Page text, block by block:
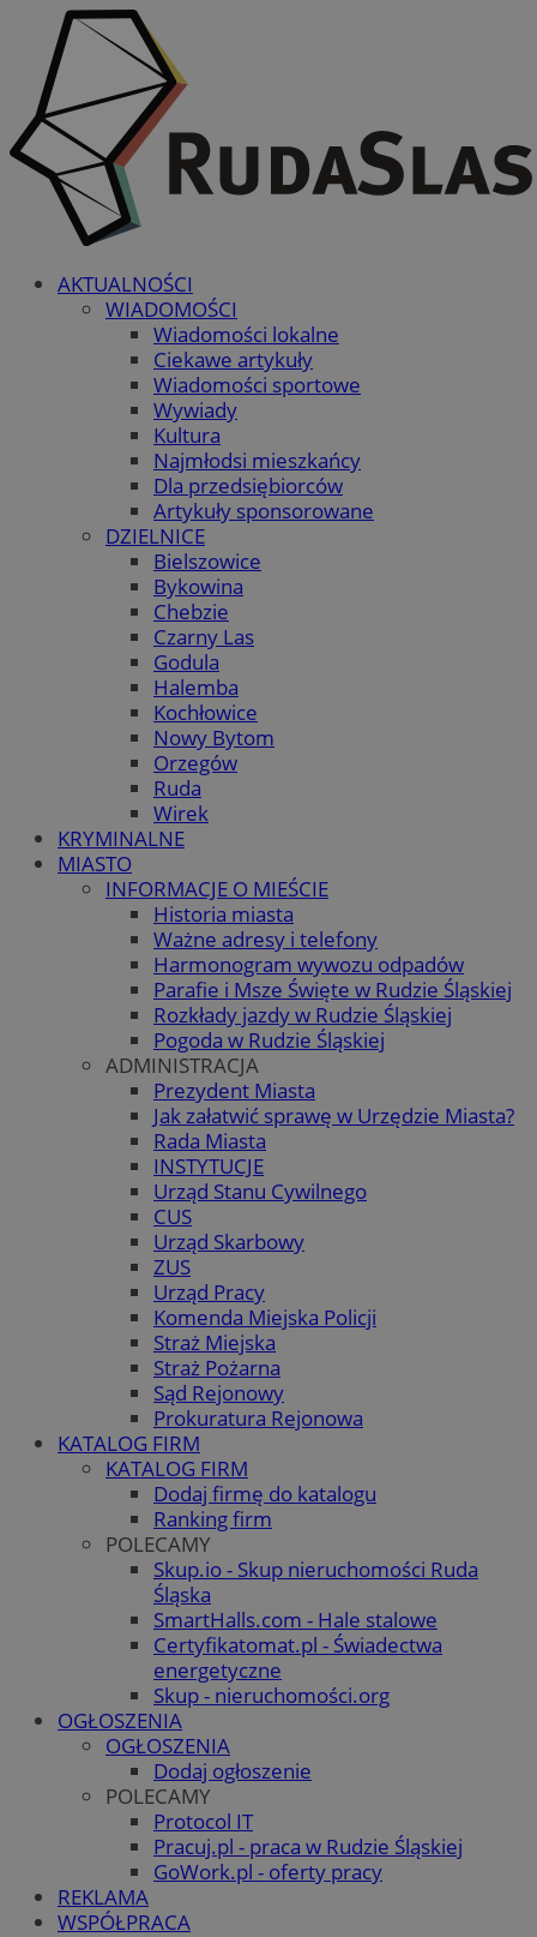
AKTUALNOŚCI
WIADOMOŚCI
Wiadomości lokalne
Ciekawe artykuły
Wiadomości sportowe
Wywiady
Kultura
Najmłodsi mieszkańcy
Dla przedsiębiorców
Artykuły sponsorowane
DZIELNICE
Bielszowice
Bykowina
Chebzie
Czarny Las
Godula
Halemba
Kochłowice
Nowy Bytom
Orzegów
Ruda
Wirek
KRYMINALNE
MIASTO
INFORMACJE O MIEŚCIE
Historia miasta
Ważne adresy i telefony
Harmonogram wywozu odpadów
Parafie i Msze Święte w Rudzie Śląskiej
Rozkłady jazdy w Rudzie Śląskiej
Pogoda w Rudzie Śląskiej
ADMINISTRACJA
Prezydent Miasta
Jak załatwić sprawę w Urzędzie Miasta?
Rada Miasta
INSTYTUCJE
Urząd Stanu Cywilnego
CUS
Urząd Skarbowy
ZUS
Urząd Pracy
Komenda Miejska Policji
Straż Miejska
Straż Pożarna
Sąd Rejonowy
Prokuratura Rejonowa
KATALOG FIRM
KATALOG FIRM
Dodaj firmę do katalogu
Ranking firm
POLECAMY
Skup.io - Skup nieruchomości Ruda
Śląska
SmartHalls.com - Hale stalowe
Certyfikatomat.pl - Świadectwa
energetyczne
Skup - nieruchomości.org
OGŁOSZENIA
OGŁOSZENIA
Dodaj ogłoszenie
POLECAMY
Protocol IT
Pracuj.pl - praca w Rudzie Śląskiej
GoWork.pl - oferty pracy
REKLAMA
WSPÓŁPRACA